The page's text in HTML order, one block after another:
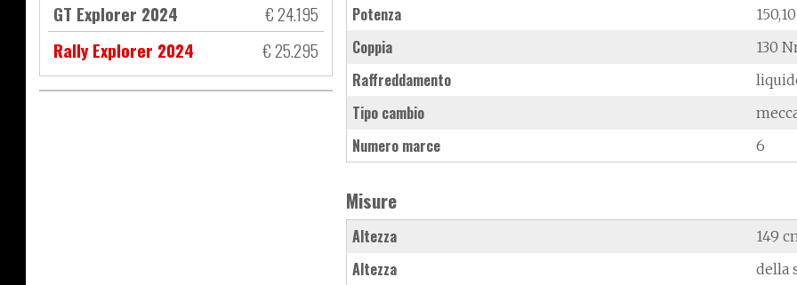
GT Explorer 2024
€ 24.195
Rally Explorer 2024
€ 25.295
Potenza
Coppia 130
Raffreddamento
Tipo cambio
Numero marce 6
Misure
Altezza 149
Altezza della